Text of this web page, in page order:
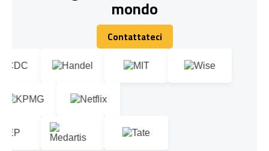
mondo
Contattateci
Contattateci